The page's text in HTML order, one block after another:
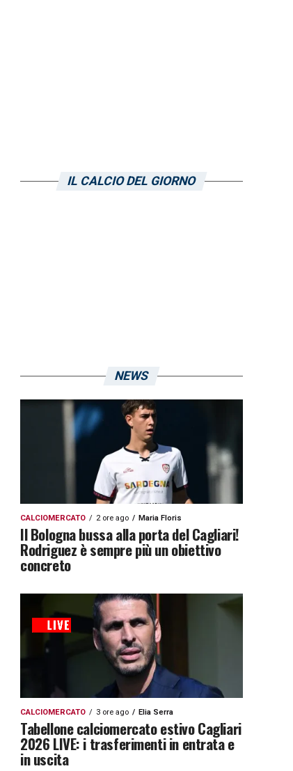
IL CALCIO DEL GIORNO
NEWS
CALCIOMERCATO 2 ore ago Maria Floris
Il Bologna bussa alla porta del Cagliari!
Rodriguez è sempre più un obiettivo
concreto
CALCIOMERCATO 3 ore ago Elia Serra
Tabellone calciomercato estivo Cagliari
2026 LIVE: i trasferimenti in entrata e
in uscita